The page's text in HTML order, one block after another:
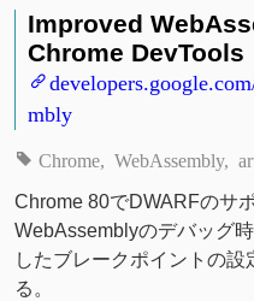
Improved
Chrome
mbly
Chrome WebAssembly
Chrome 80でDWARFのサ
WebAssemblyのデバッグ
したブレークポイントの
る。